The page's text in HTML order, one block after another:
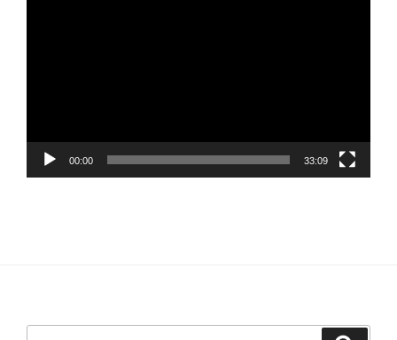
00:00 33:09